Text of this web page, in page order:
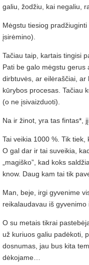
galiu, žodžiu, kai negaliu,
Mėgstu tiesiog
įsirėmino).
Tačiau taip, kartais tingisi
Pati be galo mėgstu gerus
dirbtuvės, ar eilėraščiai,
kūrybos procesas. Tačiau
(o ne įsivaizduoti).
Na ir žinot, yra tas fintas*,
Tai veikia 1000 %. Tik
O gal dar ir tai suveikia,
„magiško”, kad koks
know. Daug kam tai tik
Man, beje, irgi gyvenime
reikalaudavau iš
O su metais tikrai
už kuriuos galiu padėkoti,
dosnumas, jau bus kita
dėkojame…